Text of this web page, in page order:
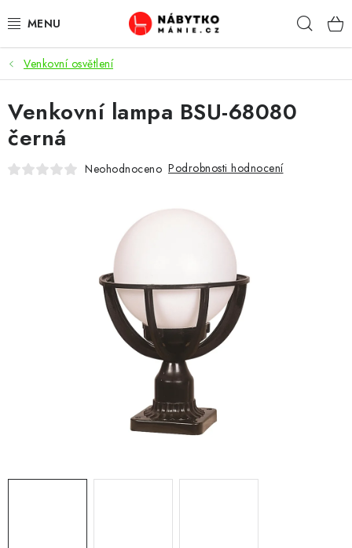
na
OBÝVACÍ POKOJ
KUCHYŇ A JÍDELNA
LOŽNICE
KANCELÁŘ / PRACOVNA
KOUPELNA A WC
CHOVATELSKÉ POTŘEBY
OSTATNÍ
Venkovní osvětlení
Venkovní lampa BSU-68080
černá
Neohodnoceno Podrobnosti hodnocení